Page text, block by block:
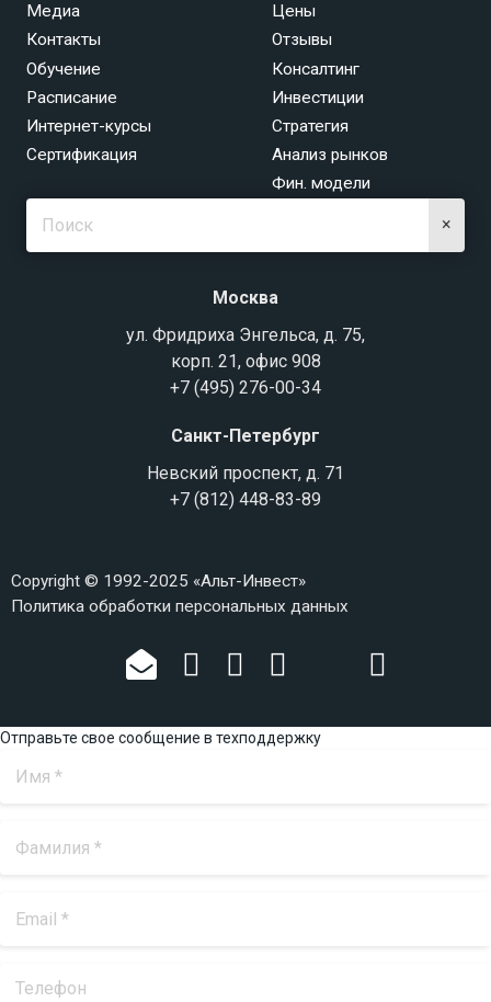
Медиа
Контакты
Цены
Отзывы
Обучение
Расписание
Интернет-курсы
Сертификация
Консалтинг
Инвестиции
Стратегия
Анализ рынков
Фин. модели
×
Москва
ул. Фридриха Энгельса, д. 75,
корп. 21, офис 908
+7 (495) 276-00-34
Санкт-Петербург
Невский проспект, д. 71
+7 (812) 448-83-89
Copyright © 1992-2025 «Альт-Инвест»
Политика обработки персональных данных
Отправьте свое сообщение в техподдержку